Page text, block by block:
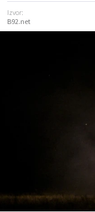
Izvor:
B92.net